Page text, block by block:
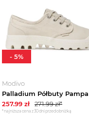
Modivo
257.99 zł 271.99zł*
*najniższa cena z 30 dni przed obniżką
- 5%